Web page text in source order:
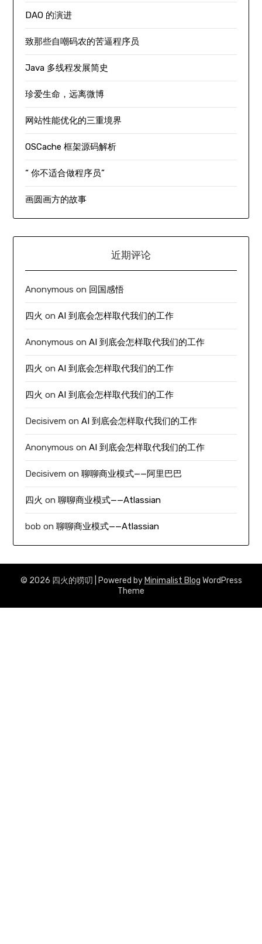
DAO 的演进
致那些自嘲码农的苦逼程序员
Java 多线程发展简史
珍爱生命，远离微博
网站性能优化的三重境界
OSCache 框架源码解析
“ 你不适合做程序员”
画圆画方的故事
近期评论
Anonymous on 回国感悟
四火 onAI 到底会怎样取代我们的工作
Anonymous onAI 到底会怎样取代我们的工作
四火 onAI 到底会怎样取代我们的工作
四火 onAI 到底会怎样取代我们的工作
Decisivem onAI 到底会怎样取代我们的工作
Anonymous onAI 到底会怎样取代我们的工作
Decisivem on聊聊商业模式——阿里巴巴
四火 on聊聊商业模式——Atlassian
bob on聊聊商业模式——Atlassian
© 2026 四火的唠叨 | Powered by Minimalist Blog WordPress
Theme